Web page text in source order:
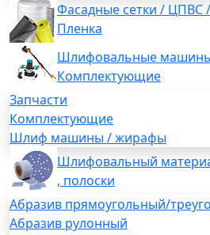
Фасадные сетки / ЦПВС
Пленка
Шлифовальные
Комплектующие
Запчасти
Комплектующие
Шлиф машины / жирафы
Шлифовальный
, полоски
Абразив прямоугольный/
Абразив рулонный